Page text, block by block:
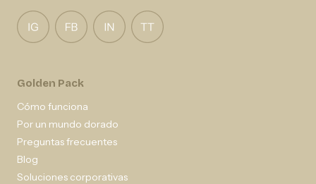
Golden Pack
Cómo funciona
Por un mundo dorado
Preguntas frecuentes
Blog
Soluciones corporativas